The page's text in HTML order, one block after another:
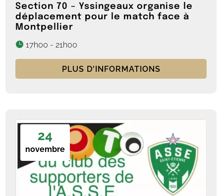
Section 70 – Yssingeaux organise le
déplacement pour le match face à
Montpellier
17h00 - 21h00
PLUS D'INFORMATIONS
24
novembre